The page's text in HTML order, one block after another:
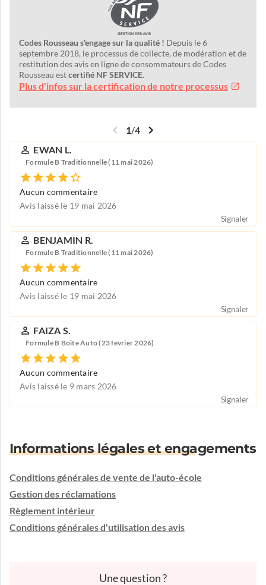
Codes Rousseau s'engage sur la qualité ! Depuis le 6
septembre 2018, le processus de collecte, de modération et de
restitution des avis en ligne de consommateurs de Codes
Rousseau estcertifié NF SERVICE.
Plus d'infos sur la certification de notre processus
1/4
EWAN L.
Formule B Traditionnelle (11 mai 2026)
Aucun commentaire
Avis laissé le 19 mai 2026
Signaler
BENJAMIN R.
Formule B Traditionnelle (11 mai 2026)
Aucun commentaire
Avis laissé le 19 mai 2026
Signaler
FAIZA S.
Formule B Boite Auto (23 février 2026)
Aucun commentaire
Avis laissé le 9 mars 2026
Signaler
Informations légales et engagements
Conditions générales de vente de l'auto-école
Gestion des réclamations
Règlement intérieur
Conditions générales d'utilisation des avis
Une question ?